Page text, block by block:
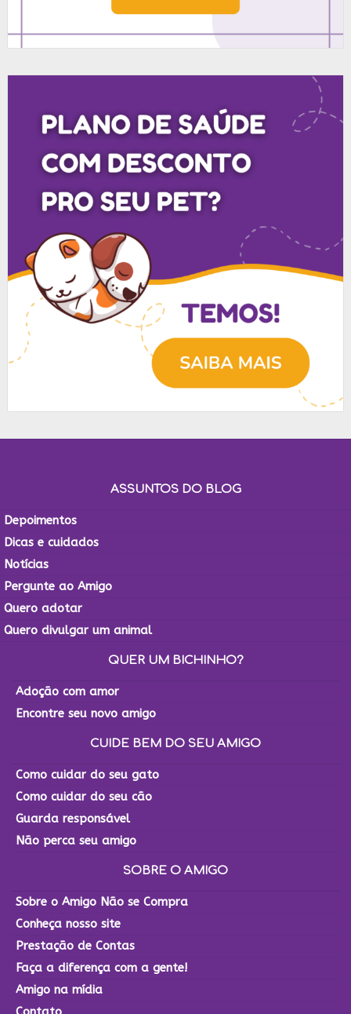
ASSUNTOS DO BLOG
Depoimentos
Dicas e cuidados
Notícias
Pergunte ao Amigo
Quero adotar
Quero divulgar um animal
QUER UM BICHINHO?
Adoção com amor
Encontre seu novo amigo
CUIDE BEM DO SEU AMIGO
Como cuidar do seu gato
Como cuidar do seu cão
Guarda responsável
Não perca seu amigo
SOBRE O AMIGO
Sobre o Amigo Não se Compra
Conheça nosso site
Prestação de Contas
Faça a diferença com a gente!
Amigo na mídia